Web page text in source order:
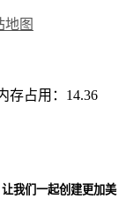
地图
存占用：14.36
我们一起创建更加美